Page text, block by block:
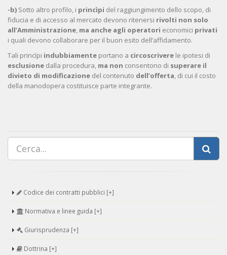
-b) Sotto altro profilo, i princìpi del raggiungimento dello scopo, di
fiducia e di accesso al mercato devono ritenersi rivolti non solo
all’Amministrazione, ma anche agli operatori economici privati
i quali devono collaborare per il buon esito dell’affidamento.
Tali princìpi indubbiamente portano a circoscrivere le ipotesi di
esclusione dalla procedura, ma non consentono di superare il
divieto di modificazione del contenuto dell’offerta, di cui il costo
della manodopera costituisce parte integrante.
Codice dei contratti pubblici [+]
Normativa e linee guida [+]
Giurisprudenza [+]
Dottrina [+]